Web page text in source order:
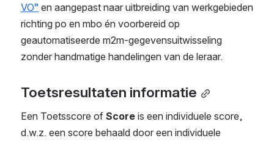
VO” en aangepast naar uitbreiding van werkgebieden
richting po en mbo én voorbereid op
geautomatiseerde m2m-gegevensuitwisseling
zonder handmatige handelingen van de leraar.
Toetsresultaten informatie
Een Toetsscore of Score is een individuele score,
d.w.z. een score behaald door een individuele